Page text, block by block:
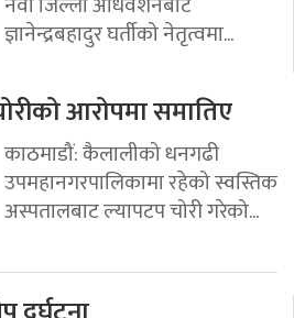
ज्ञानेन्द्रबहादुर घर्तीको नेतृत्वमा...
आरोपमा समातिए
काठमाडौं: कैलालीको धनगढी
उपमहानगरपालिकामा रहेको स्वस्तिक
अस्पतालबाट ल्यापटप चोरी गरेको...